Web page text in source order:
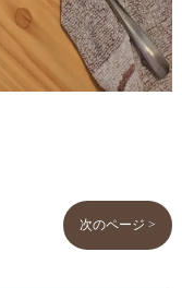
次のページ >